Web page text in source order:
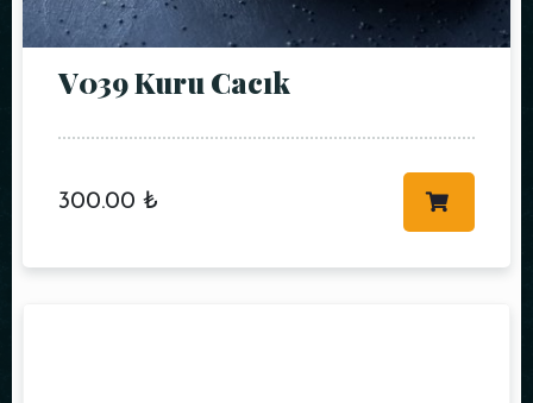
V039 Kuru Cacık
300.00₺